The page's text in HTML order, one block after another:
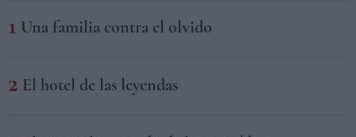
Una familia contra el olvido
El hotel de las leyendas